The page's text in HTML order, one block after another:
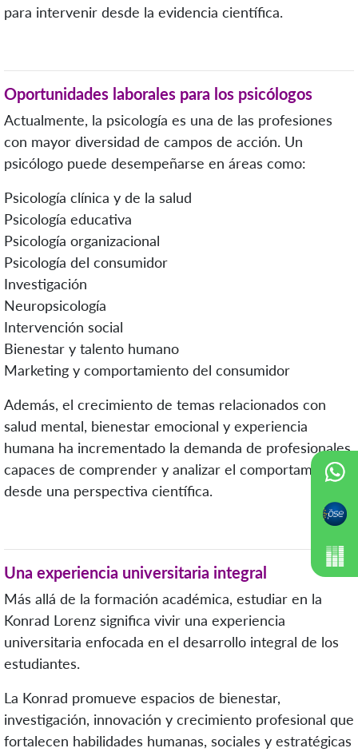
para intervenir desde la evidencia científica.
Oportunidades laborales para los psicólogos
Actualmente, la psicología es una de las profesiones
con mayor diversidad de campos de acción. Un
psicólogo puede desempeñarse en áreas como:
Psicología clínica y de la salud
Psicología educativa
Psicología organizacional
Psicología del consumidor
Investigación
Neuropsicología
Intervención social
Bienestar y talento humano
Marketing y comportamiento del consumidor
Además, el crecimiento de temas relacionados con
salud mental, bienestar emocional y experiencia
humana ha incrementado la demanda de profesionales
capaces de comprender y analizar el comportamiento
desde una perspectiva científica.
Una experiencia universitaria integral
Más allá de la formación académica, estudiar en la
Konrad Lorenz significa vivir una experiencia
universitaria enfocada en el desarrollo integral de los
estudiantes.
La Konrad promueve espacios de bienestar,
investigación, innovación y crecimiento profesional que
fortalecen habilidades humanas, sociales y estratégicas